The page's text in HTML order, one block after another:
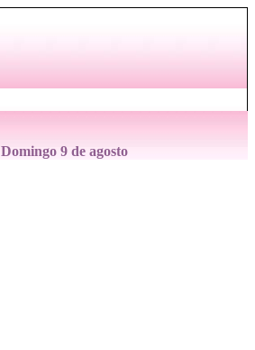
Domingo 9 de agosto